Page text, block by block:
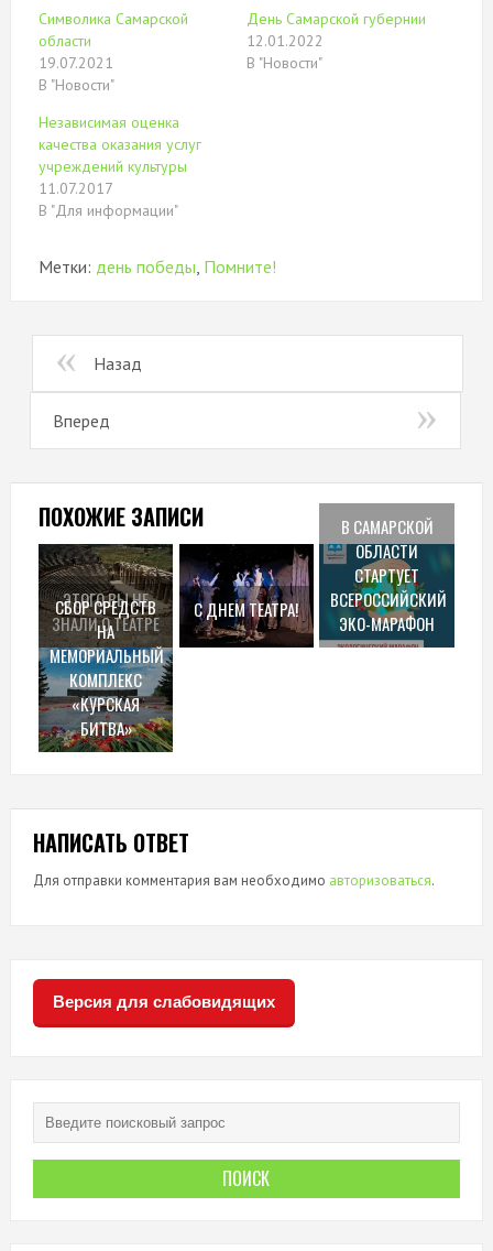
окне)
новом
окне)
Символика Самарской
области
19.07.2021
В "Новости"
День Самарской губернии
12.01.2022
В "Новости"
Независимая оценка
качества оказания услуг
учреждений культуры
11.07.2017
В "Для информации"
Метки: день победы, Помните!
Назад
Вперед
ПОХОЖИЕ ЗАПИСИ
ЭТОГО ВЫ НЕ
ЗНАЛИ О ТЕАТРЕ
С ДНЕМ ТЕАТРА!
В САМАРСКОЙ
ОБЛАСТИ
СТАРТУЕТ
ВСЕРОССИЙСКИЙ
ЭКО-МАРАФОН
СБОР СРЕДСТВ
НА
МЕМОРИАЛЬНЫЙ
КОМПЛЕКС
«КУРСКАЯ
БИТВА»
НАПИСАТЬ ОТВЕТ
Для отправки комментария вам необходимо авторизоваться.
Версия для слабовидящих